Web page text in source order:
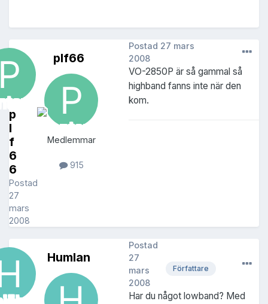
p
l
f
6
6
Postad
27
mars
2008
plf66
Medlemmar
915
Postad 27 mars
2008
VO-2850P är så gammal så
highband fanns inte när den
kom.
Humlan
Författare
Postad
27
mars
2008
Har du något lowband? Med